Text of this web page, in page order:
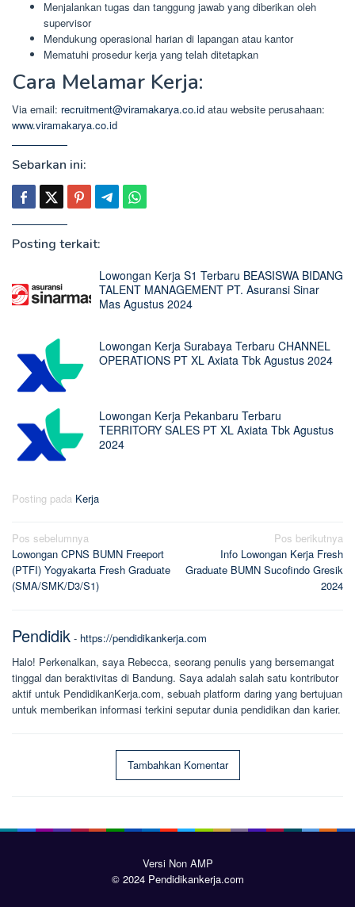
Menjalankan tugas dan tanggung jawab yang diberikan oleh
supervisor
Mendukung operasional harian di lapangan atau kantor
Mematuhi prosedur kerja yang telah ditetapkan
Cara Melamar Kerja:
Via email: recruitment@viramakarya.co.id atau website perusahaan:
www.viramakarya.co.id
Sebarkan ini:
Posting terkait:
Lowongan Kerja S1 Terbaru BEASISWA BIDANG
TALENT MANAGEMENT PT. Asuransi Sinar
Mas Agustus 2024
Lowongan Kerja Surabaya Terbaru CHANNEL
OPERATIONS PT XL Axiata Tbk Agustus 2024
Lowongan Kerja Pekanbaru Terbaru
TERRITORY SALES PT XL Axiata Tbk Agustus
2024
Posting pada Kerja
Navigasi
pos
Pos sebelumnya
Lowongan CPNS BUMN Freeport
(PTFI) Yogyakarta Fresh Graduate
(SMA/SMK/D3/S1)
Pos berikutnya
Info Lowongan Kerja Fresh
Graduate BUMN Sucofindo Gresik
2024
Pendidik - https://pendidikankerja.com
Halo! Perkenalkan, saya Rebecca, seorang penulis yang bersemangat
tinggal dan beraktivitas di Bandung. Saya adalah salah satu kontributor
aktif untuk PendidikanKerja.com, sebuah platform daring yang bertujuan
untuk memberikan informasi terkini seputar dunia pendidikan dan karier.
Tambahkan Komentar
Versi Non AMP
© 2024 Pendidikankerja.com